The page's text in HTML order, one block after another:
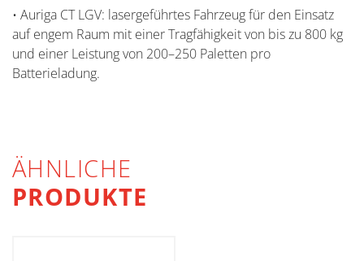
• Auriga CT LGV: lasergeführtes Fahrzeug für den Einsatz
auf engem Raum mit einer Tragfähigkeit von bis zu 800 kg
und einer Leistung von 200–250 Paletten pro
Batterieladung.
ÄHNLICHE
PRODUKTE